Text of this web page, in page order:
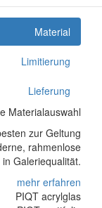
Material
Limitierung
Lieferung
Materialauswahl
zur Geltung
rahmenlose
Galeriequalität.
mehr erfahren